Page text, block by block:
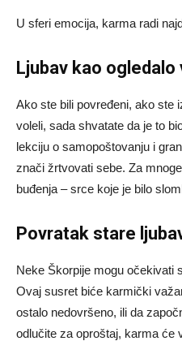
U sferi emocija, karma radi
Ljubav kao ogledalo
Ako ste bili povređeni, ako ste
voleli, sada shvatate da je to
lekciju o samopoštovanju i
znači žrtvovati sebe. Za
buđenja – srce koje je bilo
Povratak stare
Neke Škorpije mogu očekivati
Ovaj susret biće karmički
ostalo nedovršeno, ili da
odlučite za oproštaj, karma će